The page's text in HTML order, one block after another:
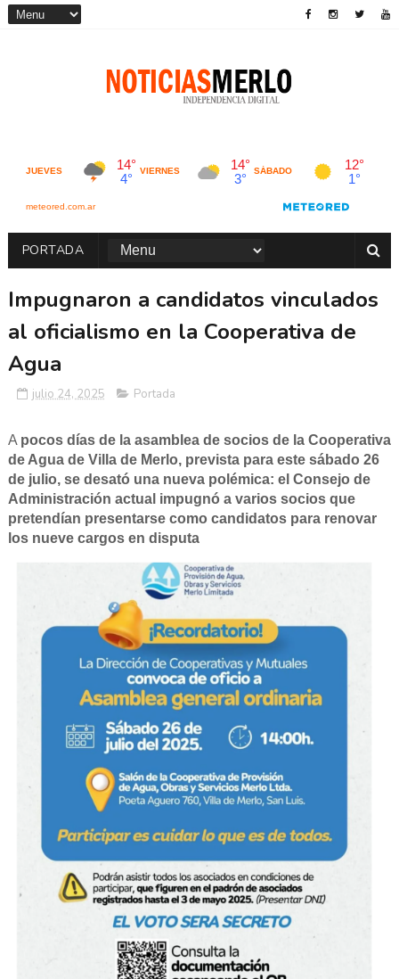
PORTADA
Impugnaron a candidatos vinculados
al oficialismo en la Cooperativa de
Agua
julio 24, 2025 Portada
A pocos días de la asamblea de socios de la Cooperativa
de Agua de Villa de Merlo, prevista para este sábado 26
de julio, se desató una nueva polémica: el Consejo de
Administración actual impugnó a varios socios que
pretendían presentarse como candidatos para renovar
los nueve cargos en disputa